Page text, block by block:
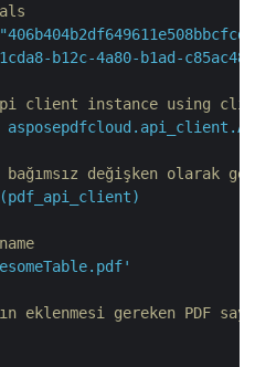
b12c-4a80-b1ad-
client instance using
değişken olarak
eklenmesi gereken PDF